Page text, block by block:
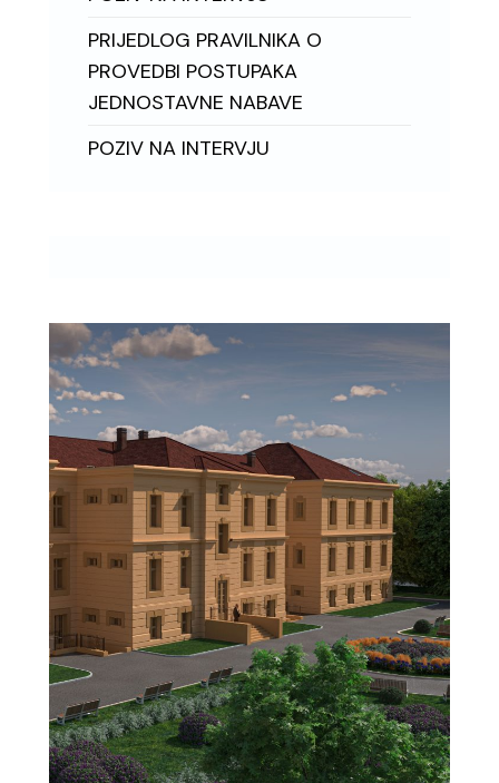
PRIJEDLOG PRAVILNIKA O
PROVEDBI POSTUPAKA
JEDNOSTAVNE NABAVE
POZIV NA INTERVJU